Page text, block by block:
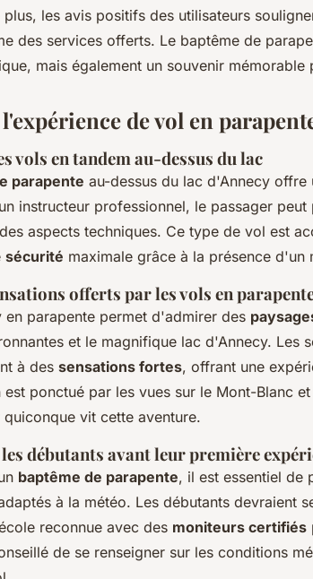
les avis positifs des utilisateurs
des services offerts. Le baptême de
mais également un souvenir
de vol en
vols en tandem au-dessus du lac
parapente au-dessus du lac d'Annecy offre
instructeur professionnel, le passager
aspects techniques. Ce type de vol est
sécurité maximale grâce à la présence d'un
offerts par les vols en
en parapente permet d'admirer des
et le magnifique lac d'Annecy. Les
à des sensations fortes, offrant une
est ponctué par les vues sur le Mont-Blanc
vit cette aventure.
débutants avant leur première
baptême de parapente, il est essentiel de
à la météo. Les débutants devraient
reconnue avec des moniteurs certifiés
de se renseigner sur les conditions